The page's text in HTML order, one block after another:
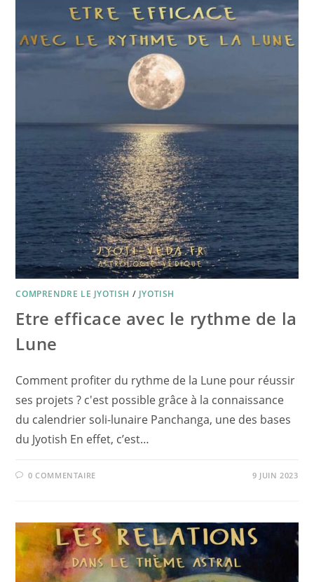
COMPRENDRE LE JYOTISH / JYOTISH
Etre efficace avec le rythme de la
Lune
Comment profiter du rythme de la Lune pour réussir
ses projets ? c'est possible grâce à la connaissance
du calendrier soli-lunaire Panchanga, une des bases
du Jyotish En effet, c’est…
0 COMMENTAIRE 9 JUIN 2023